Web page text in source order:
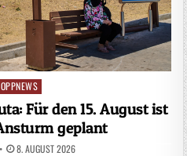
Für den 15. August ist
geplant
8. AUGUST 2026